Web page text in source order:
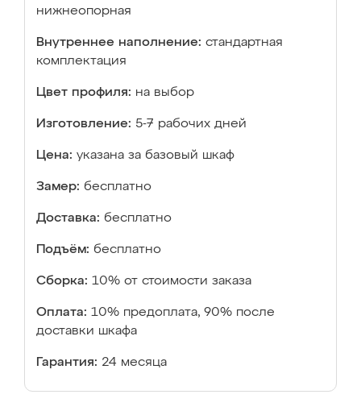
нижнеопорная
Внутреннее наполнение: стандартная
комплектация
Цвет профиля: на выбор
Изготовление: 5-7 рабочих дней
Цена: указана за базовый шкаф
Замер: бесплатно
Доставка: бесплатно
Подъём: бесплатно
Сборка: 10% от стоимости заказа
Оплата: 10% предоплата, 90% после
доставки шкафа
Гарантия: 24 месяца